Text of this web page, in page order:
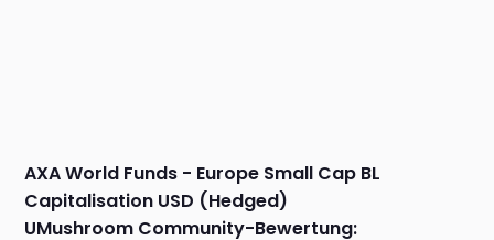
AXA World Funds - Europe Small Cap BL
Capitalisation USD (Hedged)
UMushroom Community-Bewertung: